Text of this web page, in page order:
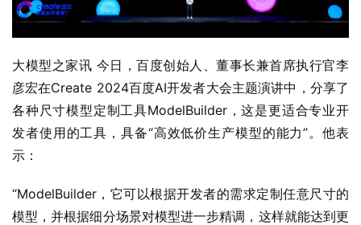
大模型之家讯 今日，百度创始人、董事长兼首席执行官李
彦宏在Create 2024百度AI开发者大会主题演讲中，分享了
各种尺寸模型定制工具ModelBuilder，这是更适合专业开
发者使用的工具，具备“高效低价生产模型的能力”。他表
示：
“ModelBuilder，它可以根据开发者的需求定制任意尺寸的
模型，并根据细分场景对模型进一步精调，这样就能达到更